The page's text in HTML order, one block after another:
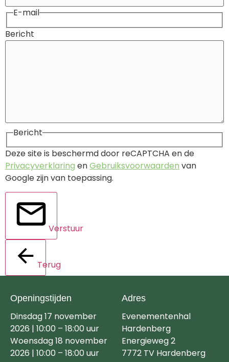
E-mail
Bericht
Bericht
Deze site is beschermd door reCAPTCHA en de
Privacyverklaring enGebruiksvoorwaarden van
Google zijn van toepassing.
Verstuur
Terug
Openingstijden
Dinsdag 17 november
2026 | 10:00 – 18:00 uur
Woensdag 18 november
2026 | 10:00 – 18:00 uur
Adres
Evenementenhal
Hardenberg
Energieweg 2
7772 TV Hardenberg